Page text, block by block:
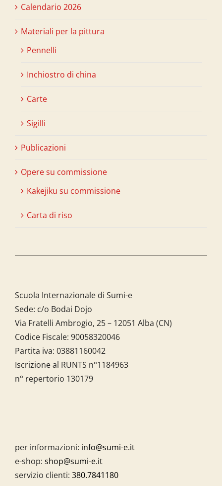
Calendario 2026
Materiali per la pittura
Pennelli
Inchiostro di china
Carte
Sigilli
Publicazioni
Opere su commissione
Kakejiku su commissione
Carta di riso
Scuola Internazionale di Sumi-e
Sede: c/o Bodai Dojo
Via Fratelli Ambrogio, 25 – 12051 Alba (CN)
Codice Fiscale: 90058320046
Partita iva: 03881160042
Iscrizione al RUNTS n°1184963
n° repertorio 130179
per informazioni: info@sumi-e.it
e-shop: shop@sumi-e.it
servizio clienti: 380.7841180